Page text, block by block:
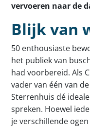
vervoeren naar de
Blijk van
50 enthousiaste
het publiek van
had voorbereid. Als
vader van één van
Sterrenhuis dé
spreken. Hoewel
je verschillende